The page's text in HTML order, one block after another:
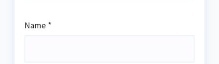
Name *